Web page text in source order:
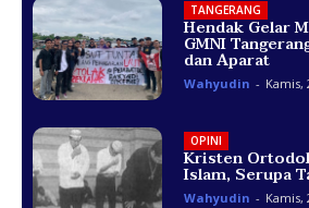
TANGERANG
Hendak Gelar
GMNI
dan Aparat
Wahyudin - Kamis,
OPINI
Kristen
Islam, Serupa
Wahyudin - Kamis,